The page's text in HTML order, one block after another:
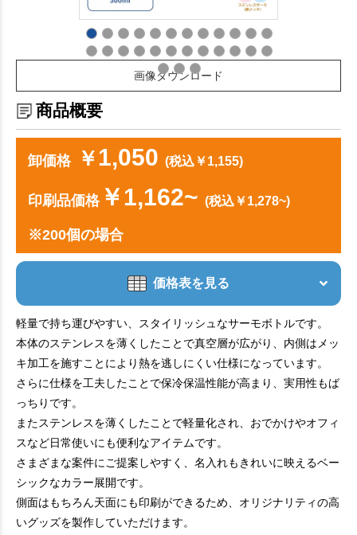
画像ダウンロード
商品概要
卸価格 ￥1,050 (税込￥1,155)
印刷品価格￥1,162~ (税込￥1,278~)
※200個の場合
価格表を見る
軽量で持ち運びやすい、スタイリッシュなサーモボトルです。
本体のステンレスを薄くしたことで真空層が広がり、内側はメッ
キ加工を施すことにより熱を逃しにくい仕様になっています。
さらに仕様を工夫したことで保冷保温性能が高まり、実用性もば
っちりです。
またステンレスを薄くしたことで軽量化され、おでかけやオフィ
スなど日常使いにも便利なアイテムです。
さまざまな案件にご提案しやすく、名入れもきれいに映えるベー
シックなカラー展開です。
側面はもちろん天面にも印刷ができるため、オリジナリティの高
いグッズを製作していただけます。